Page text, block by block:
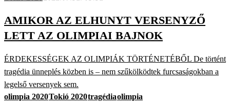
AMIKOR AZ ELHUNYT VERSENYZŐ
LETT AZ OLIMPIAI BAJNOK
ÉRDEKESSÉGEK AZ OLIMPIÁK TÖRTÉNETÉBŐL De történt
tragédia ünneplés közben is – nem szűkölködtek furcsaságokban a
legelső versenyek sem.
olimpia 2020Tokió 2020tragédiaolimpia